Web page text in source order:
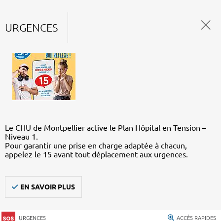
URGENCES
Le CHU de Montpellier active le Plan Hôpital en Tension –
Niveau 1.
Pour garantir une prise en charge adaptée à chacun,
appelez le 15 avant tout déplacement aux urgences.
EN SAVOIR PLUS
URGENCES ACCÈS RAPIDES